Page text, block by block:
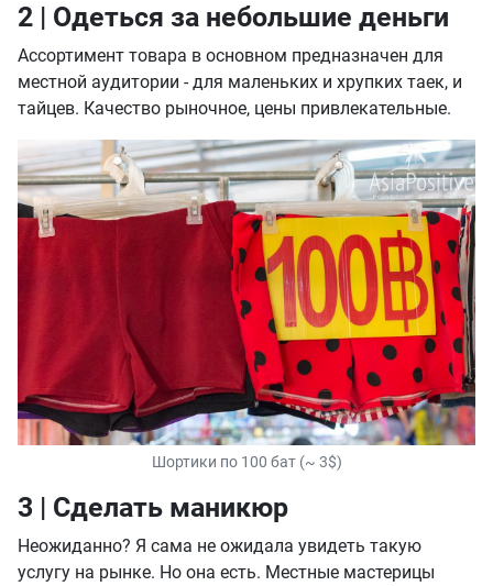
2 | Одеться за небольшие деньги
Ассортимент товара в основном предназначен для
местной аудитории - для маленьких и хрупких таек, и
тайцев. Качество рыночное, цены привлекательные.
Шортики по 100 бат (~ 3$)
3 | Сделать маникюр
Неожиданно? Я сама не ожидала увидеть такую
услугу на рынке. Но она есть. Местные мастерицы